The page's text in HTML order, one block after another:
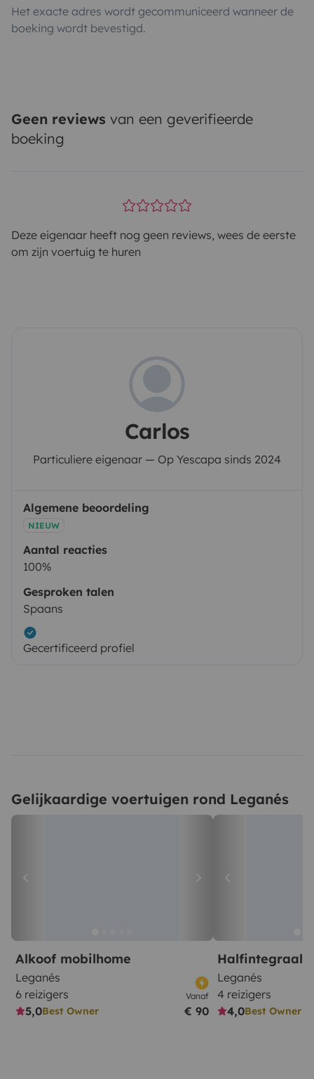
Het exacte adres wordt gecommuniceerd wanneer de
boeking wordt bevestigd.
Geen reviews van een geverifieerde
boeking
Deze eigenaar heeft nog geen reviews, wees de eerste
om zijn voertuig te huren
Carlos
Particuliere eigenaar — Op Yescapa sinds 2024
Algemene beoordeling
NIEUW
Aantal reacties
100%
Gesproken talen
Spaans
Gecertificeerd profiel
Gelijkaardige voertuigen rond Leganés
Alkoof mobilhome
Leganés
6 reizigers
5,0Best Owner
Vanaf
€ 90
Halfintegraal
Leganés
4 reizigers
4,0Best Owner